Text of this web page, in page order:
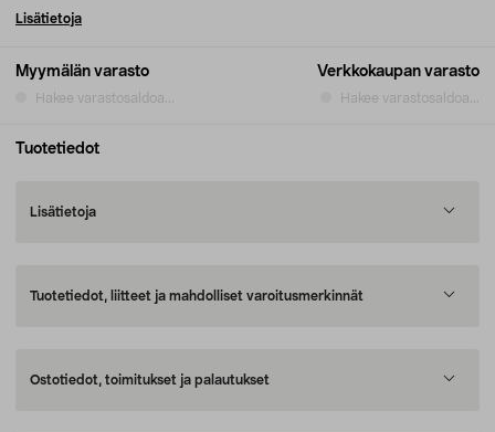
Myymälän varasto
Hakee varastosaldoa...
Verkkokaupan varasto
Hakee varastosaldoa...
Lisätietoja
Tuotetiedot
Lisätietoja
Tuotetiedot, liitteet ja mahdolliset varoitusmerkinnät
Ostotiedot, toimitukset ja palautukset